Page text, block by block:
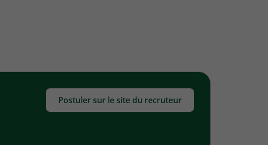
Postuler sur le site du recruteur